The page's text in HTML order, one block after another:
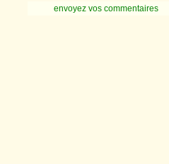
envoyez vos commentaires